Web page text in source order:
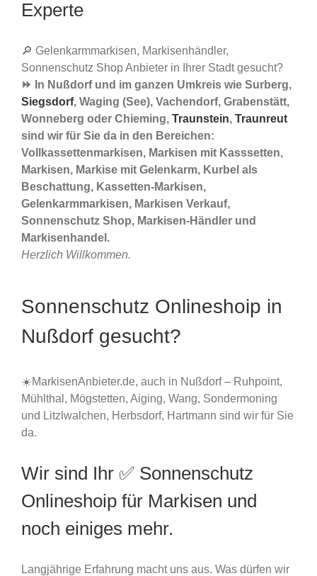
Experte
🔎 Gelenkarmmarkisen, Markisenhändler,
Sonnenschutz Shop Anbieter in Ihrer Stadt gesucht?
⏩ In Nußdorf und im ganzen Umkreis wie Surberg,
Siegsdorf, Waging (See), Vachendorf, Grabenstätt,
Wonneberg oder Chieming, Traunstein, Traunreut
sind wir für Sie da in den Bereichen:
Vollkassettenmarkisen, Markisen mit Kasssetten,
Markisen, Markise mit Gelenkarm, Kurbel als
Beschattung, Kassetten-Markisen,
Gelenkarmmarkisen, Markisen Verkauf,
Sonnenschutz Shop, Markisen-Händler und
Markisenhandel.
Herzlich Willkommen.
Sonnenschutz Onlineshoip in
Nußdorf gesucht?
☀️MarkisenAnbieter.de, auch in Nußdorf – Ruhpoint,
Mühlthal, Mögstetten, Aiging, Wang, Sondermoning
und Litzlwalchen, Herbsdorf, Hartmann sind wir für Sie
da.
Wir sind Ihr ✅ Sonnenschutz
Onlineshoip für Markisen und
noch einiges mehr.
Langjährige Erfahrung macht uns aus. Was dürfen wir